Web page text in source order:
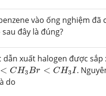
vào ống nghiệm
đây là đúng?
dẫn xuất halogen được
< CH3Br < CH3I
3Br<CH3I .
do